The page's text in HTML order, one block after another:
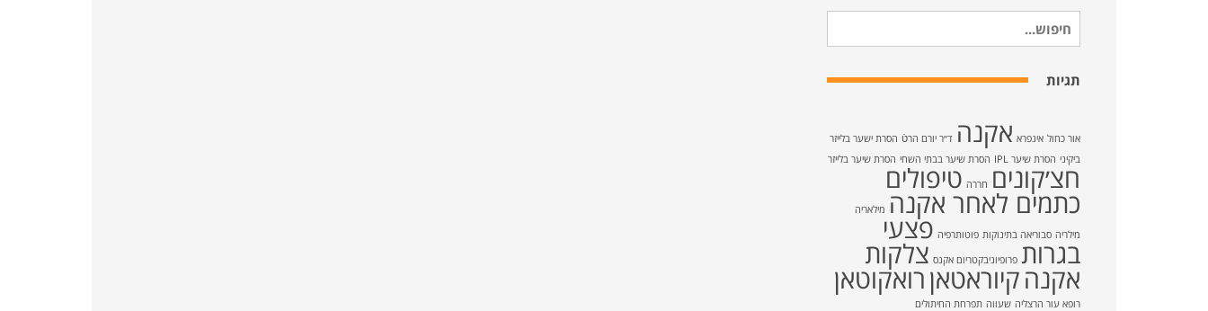
עבור:
תגיות
אור כחול אינפרא אקנה ד״ר יורם הרטֿ הסרת ישער בלייזר
ביקיני הסרת שיער IPL הסרת שיער בבתי השחי הסרת שיער בלייזר
חצ׳קונים חררה טיפולים
כתמים לאחר אקנה מילאריה
מילריה סבוריאה בתינוקות פוטותרפיה פצעי
בגרות פרופיוניבקטריום אקנס צלקות
אקנהקיוראטאןרואקוטאן
רופא עור הרצליה שעווה תפרחת החיתולים